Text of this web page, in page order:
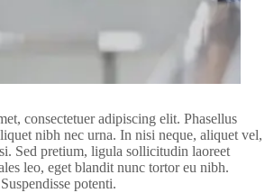
consectetuer adipiscing elit. Phasellus
nibh nec urna. In nisi neque, aliquet vel,
Sed pretium, ligula sollicitudin laoreet
leo, eget blandit nunc tortor eu nibh.
potenti.